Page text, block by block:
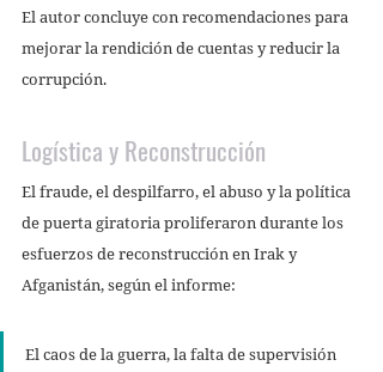
El autor concluye con recomendaciones para
mejorar la rendición de cuentas y reducir la
corrupción.
Logística y Reconstrucción
El fraude, el despilfarro, el abuso y la política
de puerta giratoria proliferaron durante los
esfuerzos de reconstrucción en Irak y
Afganistán, según el informe:
El caos de la guerra, la falta de supervisión